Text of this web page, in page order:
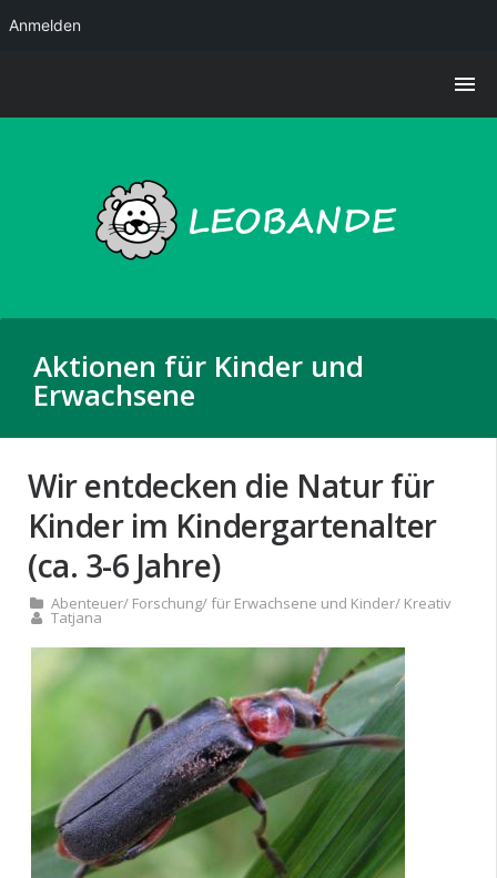
Aktionen für Kinder und
Erwachsene
Wir entdecken die Natur für
Kinder im Kindergartenalter
(ca. 3-6 Jahre)
Abenteuer/ Forschung/ für Erwachsene und Kinder/ Kreativ
Tatjana
Anmelden